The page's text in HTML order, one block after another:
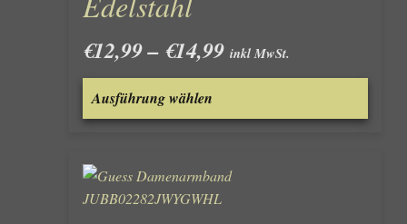
€12,99– €14,99Preisspanne:
€12,99
€14,99
inkl MwSt.
Ausführung wählen
Dieses
weist